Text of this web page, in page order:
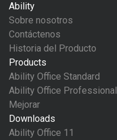
Ability
Sobre nosotros
Contáctenos
Historia del Producto
Products
Ability Office Standard
Ability Office Professional
Mejorar
Downloads
Ability Office 11